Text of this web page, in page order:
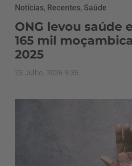
Notícias, Recentes, Saúde
ONG levou saúde
165 mil
2025
23 Julho, 2026 9:35